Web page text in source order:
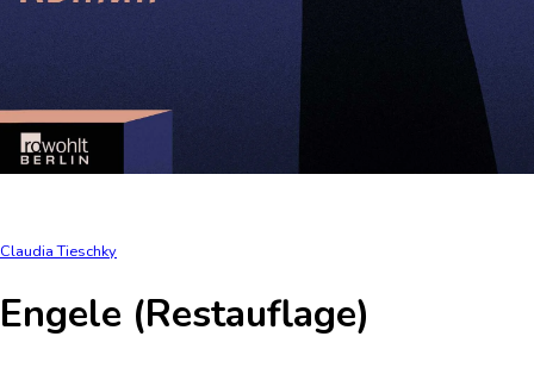
Claudia Tieschky
Engele (Restauflage)